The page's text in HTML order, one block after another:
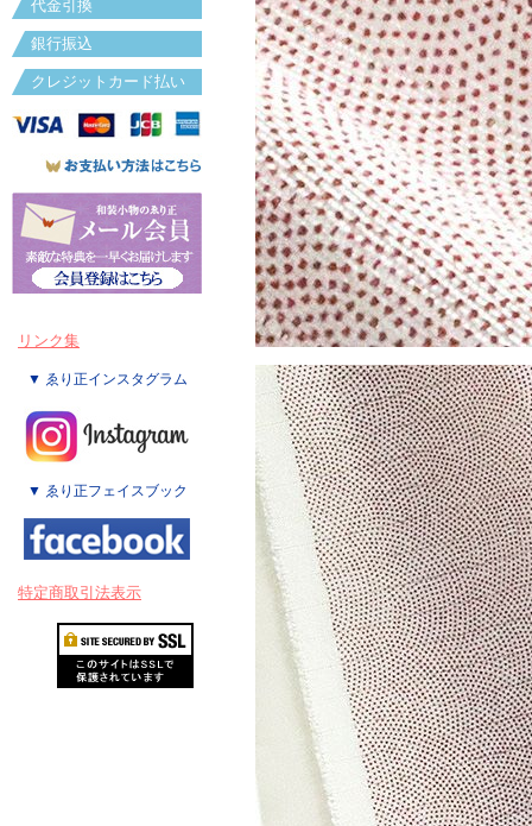
代金引換
銀行振込
クレジットカード払い
リンク集
▼ ゑり正インスタグラム
▼ ゑり正フェイスブック
特定商取引法表示